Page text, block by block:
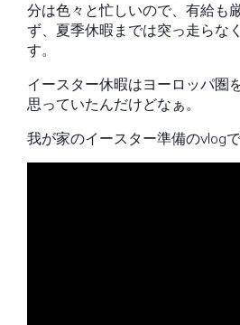
分は色々と忙しいので、有給も
ず、夏季休暇までは突っ走らな
す。
イースター休暇はヨーロッパ圏
思っていたんだけどなぁ。
我が家のイースター準備のvlog